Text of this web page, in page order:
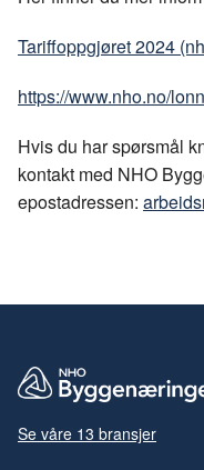
Tariffoppgjøret 2024
https://www.nho.no/
Hvis du har spørsmål
kontakt med NHO
epostadressen:
Se våre 13 bransjer